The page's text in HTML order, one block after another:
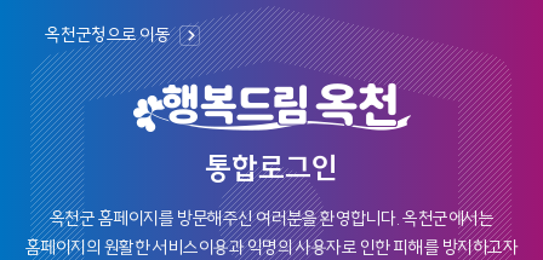
옥천군청으로 이동
통합로그인
옥천군 홈페이지를 방문해주신 여러분을 환영합니다.옥천군에서는
홈페이지의 원활한 서비스이용과 익명의 사용자로 인한 피해를 방지하고자